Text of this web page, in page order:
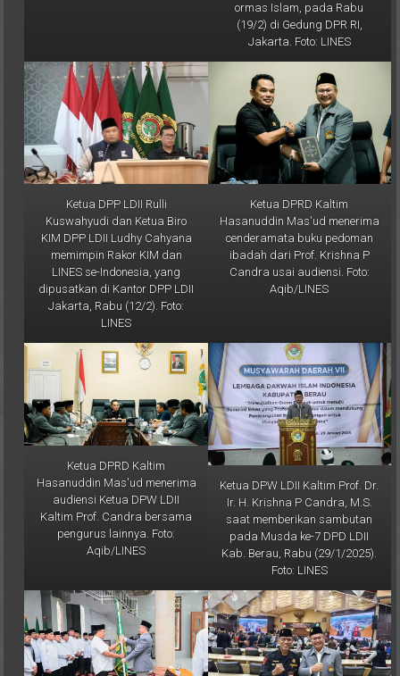
ormas Islam, pada Rabu
(19/2) di Gedung DPR RI,
Jakarta. Foto: LINES
Ketua DPP LDII Rulli
Kuswahyudi dan Ketua Biro
KIM DPP LDII Ludhy Cahyana
memimpin Rakor KIM dan
LINES se-Indonesia, yang
dipusatkan di Kantor DPP LDII
Jakarta, Rabu (12/2). Foto:
LINES
Ketua DPRD Kaltim
Hasanuddin Mas'ud menerima
cenderamata buku pedoman
ibadah dari Prof. Krishna P
Candra usai audiensi. Foto:
Aqib/LINES
Ketua DPRD Kaltim
Hasanuddin Mas'ud menerima
audiensi Ketua DPW LDII
Kaltim Prof. Candra bersama
pengurus lainnya. Foto:
Aqib/LINES
Ketua DPW LDII Kaltim Prof. Dr.
Ir. H. Krishna P Candra, M.S.
saat memberikan sambutan
pada Musda ke-7 DPD LDII
Kab. Berau, Rabu (29/1/2025).
Foto: LINES